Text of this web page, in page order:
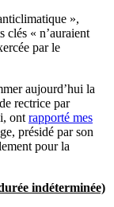
»,
clés « n’auraient
par le
aujourd’hui la
rectrice par
ont rapporté mes
présidé par son
pour la
indéterminée)